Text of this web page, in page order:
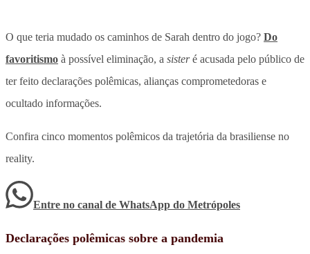
O que teria mudado os caminhos de Sarah dentro do jogo? Do
favoritismo à possível eliminação, a sisteré acusada pelo público de
ter feito declarações polêmicas, alianças comprometedoras e
ocultado informações.
Confira cinco momentos polêmicos da trajetória da brasiliense no
reality.
Entre no canal de WhatsApp do Metrópoles
Declarações polêmicas sobre a pandemia